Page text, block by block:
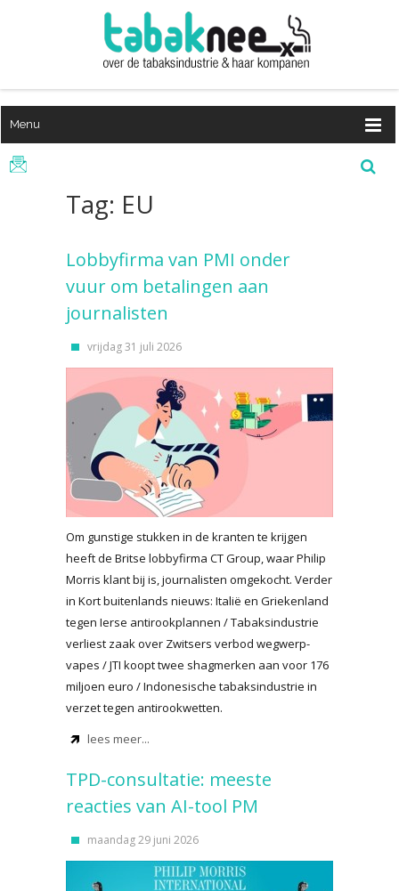
Menu
Tag: EU
Lobbyfirma van PMI onder
vuur om betalingen aan
journalisten
vrijdag 31 juli 2026
Om gunstige stukken in de kranten te krijgen
heeft de Britse lobbyfirma CT Group, waar Philip
Morris klant bij is, journalisten omgekocht. Verder
in Kort buitenlands nieuws: Italië en Griekenland
tegen Ierse antirookplannen / Tabaksindustrie
verliest zaak over Zwitsers verbod wegwerp-
vapes / JTI koopt twee shagmerken aan voor 176
miljoen euro / Indonesische tabaksindustrie in
verzet tegen antirookwetten.
lees meer...
TPD-consultatie: meeste
reacties van AI-tool PM
maandag 29 juni 2026